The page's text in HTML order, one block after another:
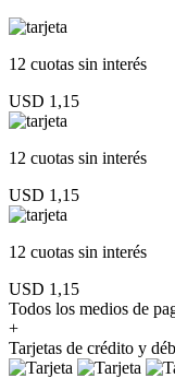
12 cuotas sin interés
USD 1,15
12 cuotas sin interés
USD 1,15
12 cuotas sin interés
USD 1,15
Todos los medios de
+
Tarjetas de crédito y